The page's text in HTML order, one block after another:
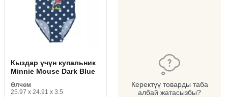
Кыздар үчүн купальник
Minnie Mouse Dark Blue
Өлчөм
25.97 x 24.91 x 3.5
Керектүү товарды таба
албай жатасызбы?